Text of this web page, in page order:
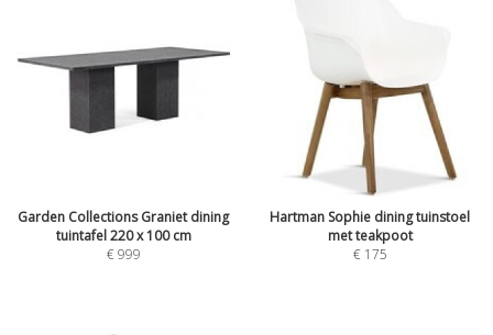
Garden Collections Graniet dining
tuintafel 220 x 100 cm
€999
Hartman Sophie dining tuinstoel
met teakpoot
€ 175